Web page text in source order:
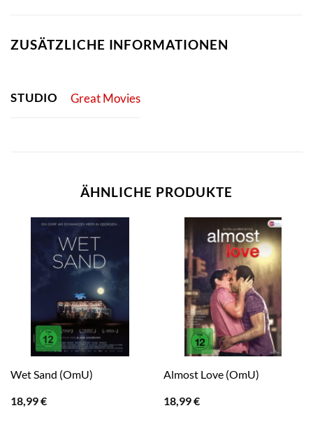
ZUSÄTZLICHE INFORMATIONEN
STUDIO Great Movies
ÄHNLICHE PRODUKTE
Wet Sand (OmU)
18,99€
Almost Love (OmU)
18,99€